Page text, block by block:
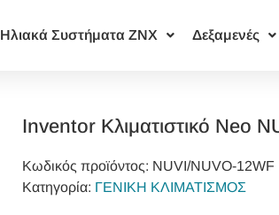
Ηλιακά Συστήματα ΖΝΧ Δεξαμενές
Inventor Κλιματιστικό Neo
Κωδικός προϊόντος: ΝUVI/NUVO‐12WF
Κατηγορία: ΓΕΝΙΚΗ ΚΛΙΜΑΤΙΣΜΟΣ